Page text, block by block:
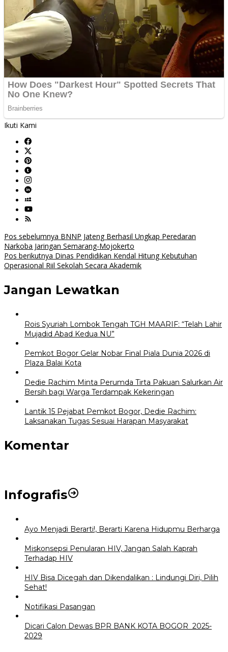
Ikuti Kami
Navigasi
pos
Pos sebelumnya BNNP Jateng Berhasil Ungkap Peredaran
Narkoba Jaringan Semarang-Mojokerto
Pos berikutnya Dinas Pendidikan Kendal Hitung Kebutuhan
Operasional Riil Sekolah Secara Akademik
Jangan Lewatkan
Rois Syuriah Lombok Tengah TGH MAARIF: “Telah Lahir
Mujadid Abad Kedua NU”
Pemkot Bogor Gelar Nobar Final Piala Dunia 2026 di
Plaza Balai Kota
Dedie Rachim Minta Perumda Tirta Pakuan Salurkan Air
Bersih bagi Warga Terdampak Kekeringan
Lantik 15 Pejabat Pemkot Bogor, Dedie Rachim:
Laksanakan Tugas Sesuai Harapan Masyarakat
Komentar
Infografis
Ayo Menjadi Berarti!, Berarti Karena Hidupmu Berharga
Miskonsepsi Penularan HIV, Jangan Salah Kaprah
Terhadap HIV
HIV Bisa Dicegah dan Dikendalikan : Lindungi Diri, Pilih
Sehat!
Notifikasi Pasangan
Dicari Calon Dewas BPR BANK KOTA BOGOR 2025-
2029